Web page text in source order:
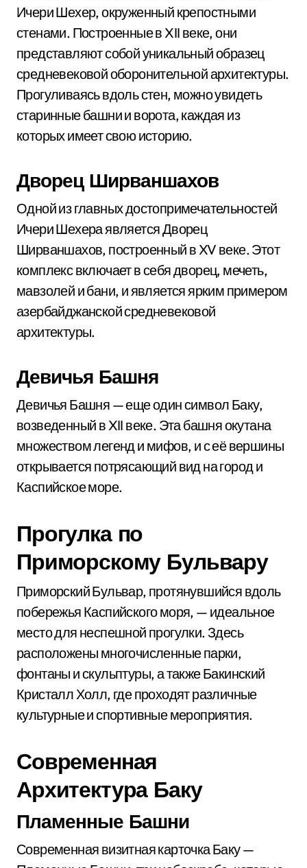
Ичери Шехер, окруженный крепостными
стенами. Построенные в XII веке, они
представляют собой уникальный образец
средневековой оборонительной архитектуры.
Прогуливаясь вдоль стен, можно увидеть
старинные башни и ворота, каждая из
которых имеет свою историю.
Дворец Ширваншахов
Одной из главных достопримечательностей
Ичери Шехера является Дворец
Ширваншахов, построенный в XV веке. Этот
комплекс включает в себя дворец, мечеть,
мавзолей и бани, и является ярким примером
азербайджанской средневековой
архитектуры.
Девичья Башня
Девичья Башня — еще один символ Баку,
возведенный в XII веке. Эта башня окутана
множеством легенд и мифов, и с её вершины
открывается потрясающий вид на город и
Каспийское море.
Прогулка по
Приморскому Бульвару
Приморский Бульвар, протянувшийся вдоль
побережья Каспийского моря, — идеальное
место для неспешной прогулки. Здесь
расположены многочисленные парки,
фонтаны и скульптуры, а также Бакинский
Кристалл Холл, где проходят различные
культурные и спортивные мероприятия.
Современная
Архитектура Баку
Пламенные Башни
Современная визитная карточка Баку —